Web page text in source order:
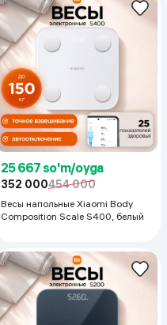
25 667 so'm/oyga
352 000454 000
Весы напольные Xiaomi Body
Composition Scale S400, белый